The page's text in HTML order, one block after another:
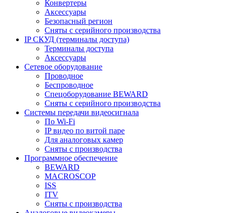
Конвертеры
Аксессуары
Безопасный регион
Сняты с серийного производства
IP СКУД (терминалы доступа)
Терминалы доступа
Аксессуары
Сетевое оборудование
Проводное
Беспроводное
Спецоборудование BEWARD
Сняты с серийного производства
Системы передачи видеосигнала
По Wi-Fi
IP видео по витой паре
Для аналоговых камер
Сняты с производства
Программное обеспечение
BEWARD
MACROSCOP
ISS
ITV
Сняты с производства